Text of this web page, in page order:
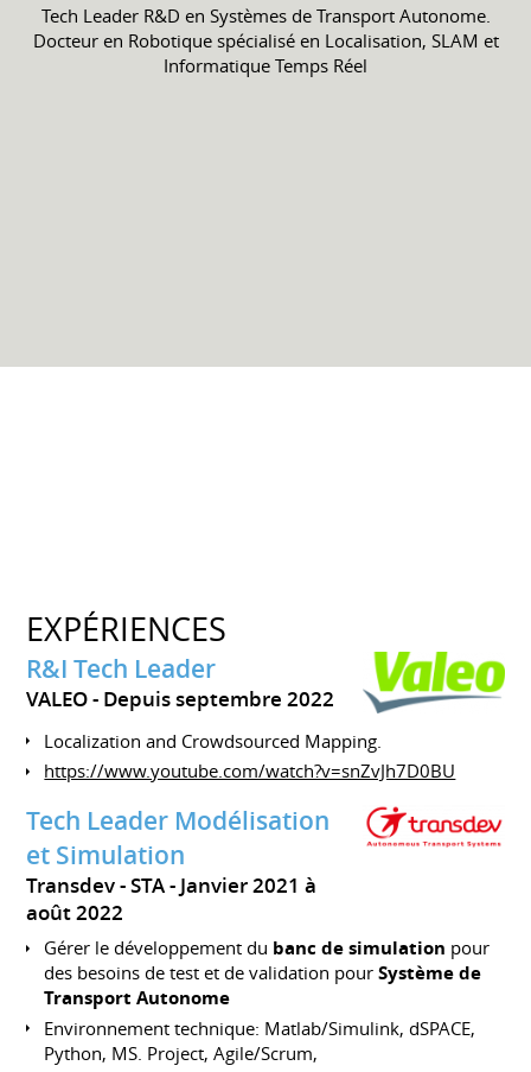
Tech Leader R&D en Systèmes de Transport Autonome.
Docteur en Robotique spécialisé en Localisation, SLAM et
Informatique Temps Réel
EXPÉRIENCES
R&I Tech Leader
VALEO Depuis septembre 2022
Localization and Crowdsourced Mapping.
https://www.youtube.com/watch?v=snZvJh7D0BU
Tech Leader Modélisation
et Simulation
Transdev - STA
Janvier 2021 à
août 2022
Gérer le développement du banc de simulation pour
des besoins de test et de validation pourSystème de
Transport Autonome
Environnement technique: Matlab/Simulink, dSPACE,
Python, MS. Project, Agile/Scrum,